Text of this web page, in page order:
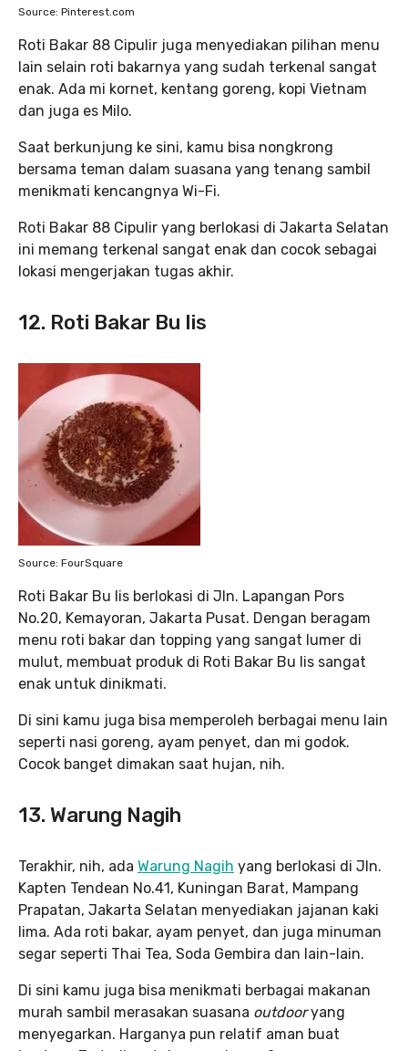
Source: Pinterest.com
Roti Bakar 88 Cipulir juga menyediakan pilihan menu
lain selain roti bakarnya yang sudah terkenal sangat
enak. Ada mi kornet, kentang goreng, kopi Vietnam
dan juga es Milo.
Saat berkunjung ke sini, kamu bisa nongkrong
bersama teman dalam suasana yang tenang sambil
menikmati kencangnya Wi-Fi.
Roti Bakar 88 Cipulir yang berlokasi di Jakarta Selatan
ini memang terkenal sangat enak dan cocok sebagai
lokasi mengerjakan tugas akhir.
12. Roti Bakar Bu Iis
Source: FourSquare
Roti Bakar Bu Iis berlokasi di Jln. Lapangan Pors
No.20, Kemayoran, Jakarta Pusat. Dengan beragam
menu roti bakar dan topping yang sangat lumer di
mulut, membuat produk di Roti Bakar Bu Iis sangat
enak untuk dinikmati.
Di sini kamu juga bisa memperoleh berbagai menu lain
seperti nasi goreng, ayam penyet, dan mi godok.
Cocok banget dimakan saat hujan, nih.
13. Warung Nagih
Terakhir, nih, ada Warung Nagih yang berlokasi di Jln.
Kapten Tendean No.41, Kuningan Barat, Mampang
Prapatan, Jakarta Selatan menyediakan jajanan kaki
lima. Ada roti bakar, ayam penyet, dan juga minuman
segar seperti Thai Tea, Soda Gembira dan lain-lain.
Di sini kamu juga bisa menikmati berbagai makanan
murah sambil merasakan suasana outdooryang
menyegarkan. Harganya pun relatif aman buat